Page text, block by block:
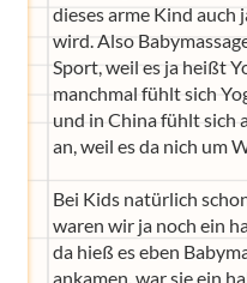
dieses arme Kind
wird. Also
Sport, weil es ja heißt
manchmal fühlt sich
und in China fühlt sich
an, weil es da nich um
Bei Kids natürlich
waren wir ja noch ein
da hieß es eben
ankamen, war sie ein